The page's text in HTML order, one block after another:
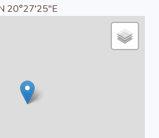
20°27'25''E